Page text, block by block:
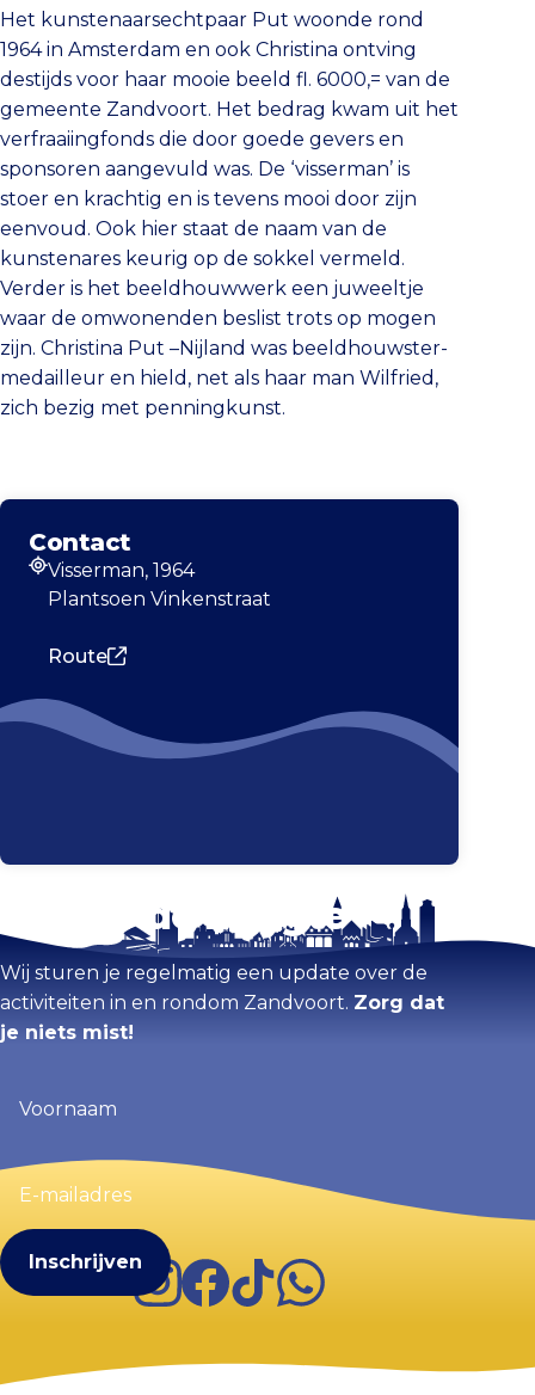
Het kunstenaarsechtpaar Put woonde rond
1964 in Amsterdam en ook Christina ontving
destijds voor haar mooie beeld fl. 6000,= van de
gemeente Zandvoort. Het bedrag kwam uit het
verfraaiingfonds die door goede gevers en
sponsoren aangevuld was. De ‘visserman’ is
stoer en krachtig en is tevens mooi door zijn
eenvoud. Ook hier staat de naam van de
kunstenares keurig op de sokkel vermeld.
Verder is het beeldhouwwerk een juweeltje
waar de omwonenden beslist trots op mogen
zijn. Christina Put –Nijland was beeldhouwster-
medailleur en hield, net als haar man Wilfried,
zich bezig met penningkunst.
Contact
Adres
Visserman, 1964
Plantsoen Vinkenstraat
Route
Kaart vergroten
Blijf op de hoogte
Wij sturen je regelmatig een update over de
activiteiten in en rondom Zandvoort. Zorg dat
je niets mist!
(Vereist)
E-
mailadres
InstagramFacebook
TikTokWhatsApp